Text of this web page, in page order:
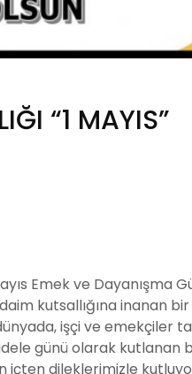
“1 MAYIS”
Emek ve Dayanışma
kutsallığına inanan bir
işçi ve emekçiler
günü olarak kutlanan
içten dileklerimizle